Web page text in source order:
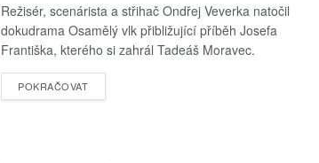
Režisér, scenárista a střihač Ondřej Veverka natočil
dokudrama Osamělý vlk přibližující příběh Josefa
Františka, kterého si zahrál Tadeáš Moravec.
POKRAČOVAT